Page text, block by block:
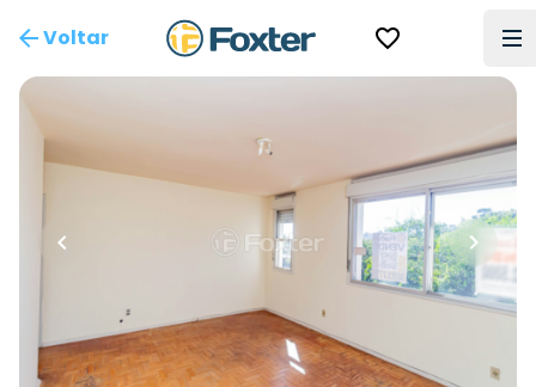
Voltar